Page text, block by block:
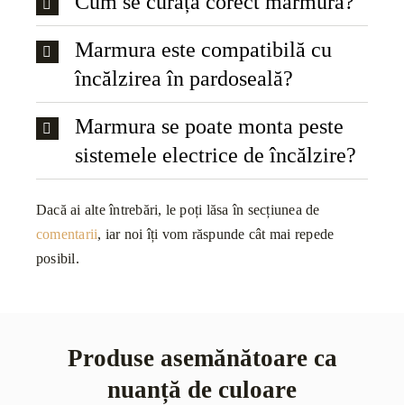
Marmura este compatibilă cu
încălzirea în pardoseală?
Marmura se poate monta peste
sistemele electrice de încălzire?
Dacă ai alte întrebări, le poți lăsa în secțiunea de
comentarii, iar noi îți vom răspunde cât mai repede
posibil.
Produse asemănătoare ca
nuanță de culoare